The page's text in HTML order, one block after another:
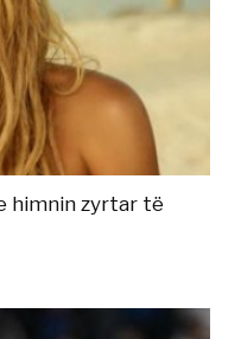
himnin zyrtar të